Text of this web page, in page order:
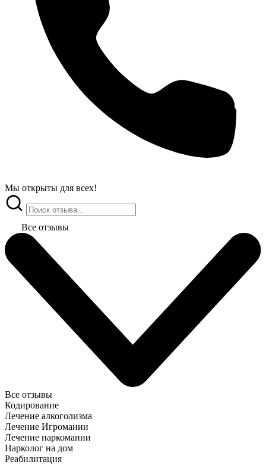
Мы открыты для всех!
Все отзывы
Все отзывы
Кодирование
Лечение алкоголизма
Лечение Игромании
Лечение наркомании
Нарколог на дом
Реабилитация